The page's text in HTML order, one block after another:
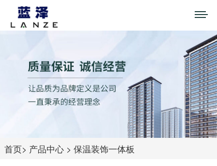
首页> 产品中心> 保温装饰一体板